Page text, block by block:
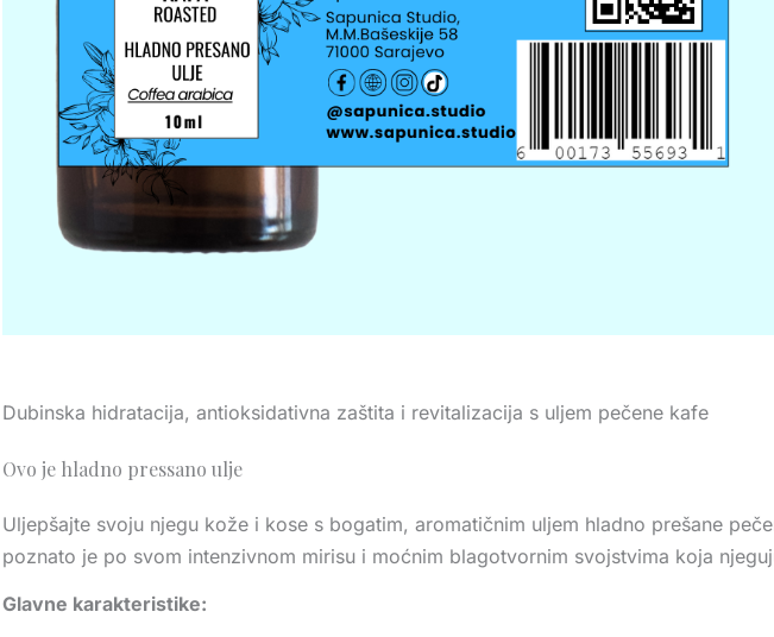
Dubinska hidratacija, antioksidativna zaštita i revitalizacija s uljem pečene kafe
Ovo je hladno pressano ulje
Uljepšajte svoju njegu kože i kose s bogatim, aromatičnim uljem hladno prešane
poznato je po svom intenzivnom mirisu i moćnim blagotvornim svojstvima koja
Glavne karakteristike: